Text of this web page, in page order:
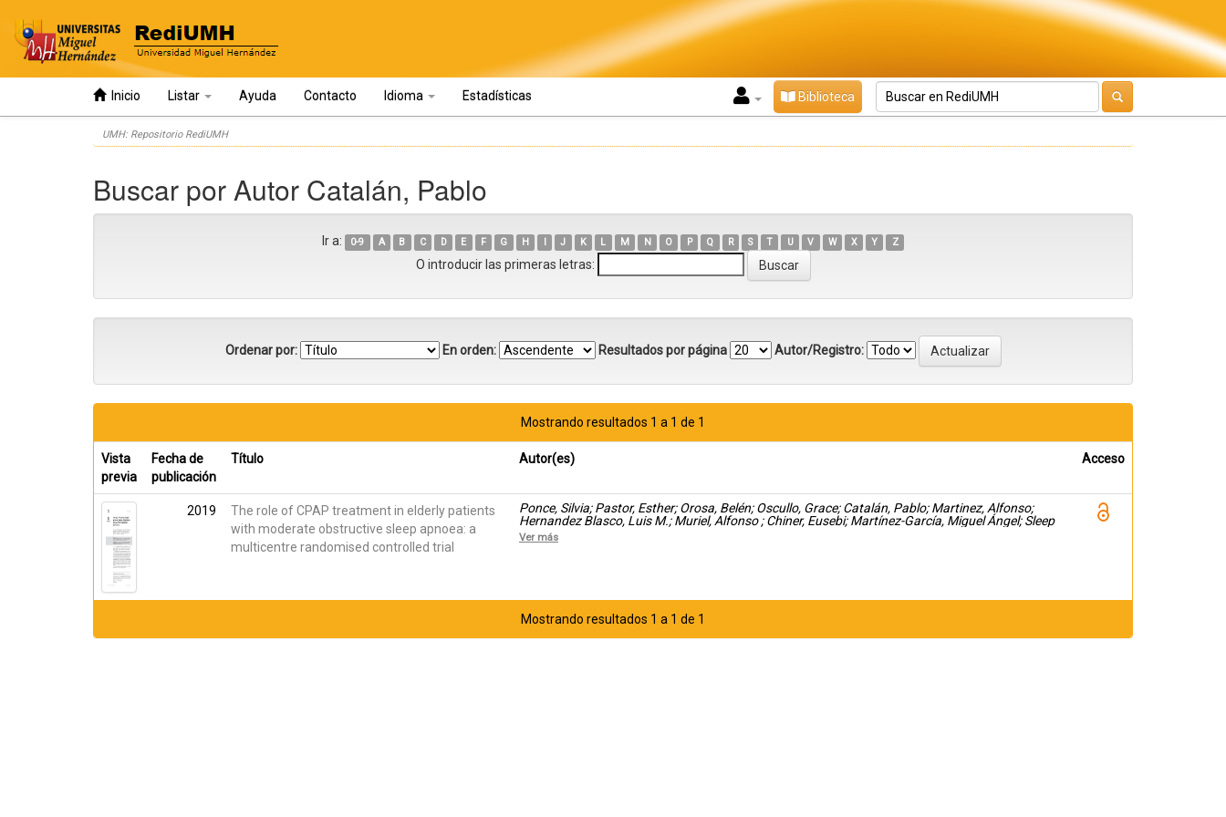
Inicio Listar Ayuda Contacto Idioma Estadísticas Biblioteca
UMH: Repositorio RediUMH
Buscar por Autor Catalán, Pablo
Ir a: 0-9 A B C D E F G H I J K L M N O P Q R S T U V W X Y Z
O introducir las primeras letras:
Ordenar por: En orden: Resultados por página Autor/Registro:
Mostrando resultados 1 a 1 de 1
Vista
previa
Fecha de
publicación
Título Autor(es) Acceso
2019
The role of CPAP treatment in elderly patients
with moderate obstructive sleep apnoea: a
multicentre randomised controlled trial
Ponce, Silvia; Pastor, Esther; Orosa, Belén; Oscullo, Grace; Catalán, Pablo; Martinez, Alfonso;
Hernandez Blasco, Luis M.; Muriel, Alfonso ; Chiner, Eusebi; Martínez-García, Miguel Ángel; Sleep
Respiratory Disorders Group of the Sociedad Valenciana de Neumología
Ver más
Mostrando resultados 1 a 1 de 1